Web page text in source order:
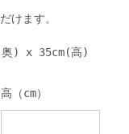
けます。
奥) x 35cm(高)
高（cm）